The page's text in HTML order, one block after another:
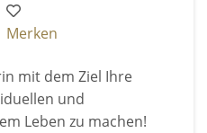
Merken
mit dem Ziel Ihre
und
Leben zu machen!